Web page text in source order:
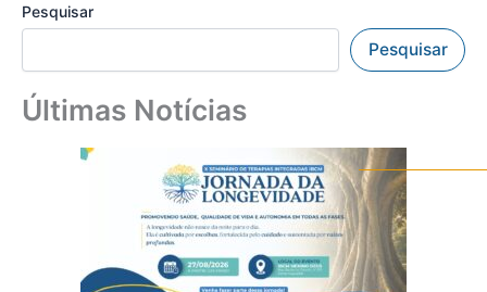
Pesquisar
Pesquisar
Últimas Notícias